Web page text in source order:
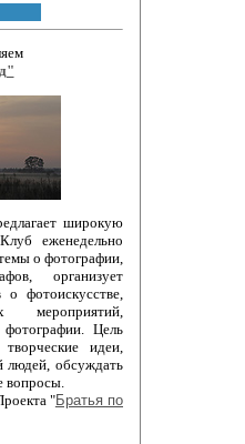
широкую
еженедельно
о фотографии,
организует
фотоискусстве,
мероприятий,
Цель
идеи,
людей, обсуждать
вопросы.
"Братья по